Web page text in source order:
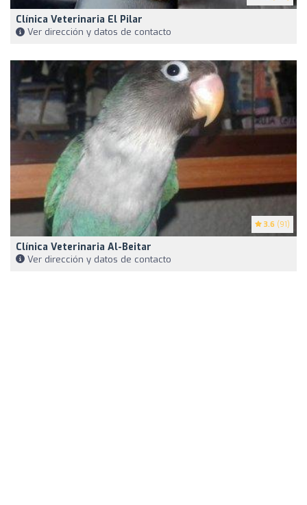
Clínica Veterinaria El Pilar
Ver dirección y datos de contacto
3.6 (91)
Clínica Veterinaria Al-Beitar
Ver dirección y datos de contacto